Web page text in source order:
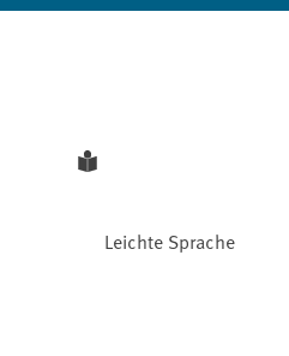
Leichte Sprache